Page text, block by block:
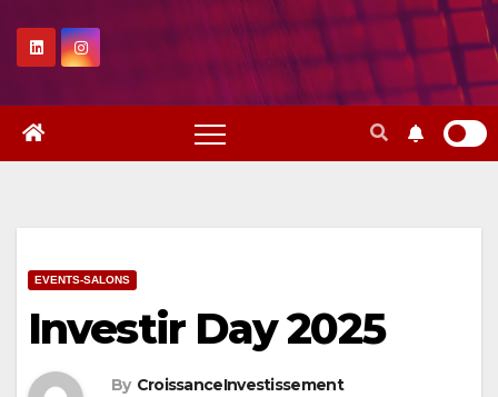
EVENTS-SALONS
Investir Day 2025
By CroissanceInvestissement